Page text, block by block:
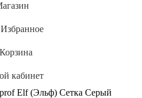
Избранное
Корзина
кабинет